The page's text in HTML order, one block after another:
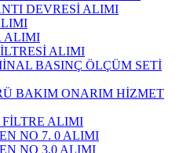
DEVRESİ ALIMI
ALIMI
ALIMI
BASINÇ ÖLÇÜM SETİ
BAKIM ONARIM HİZMET
ALIMI
NO 7. 0 ALIMI
NO 3.0 ALIMI